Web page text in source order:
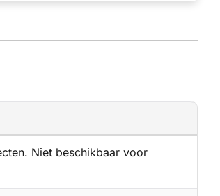
Niet beschikbaar voor